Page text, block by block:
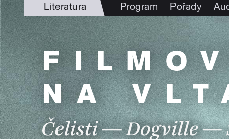
Literatura Program Pořady